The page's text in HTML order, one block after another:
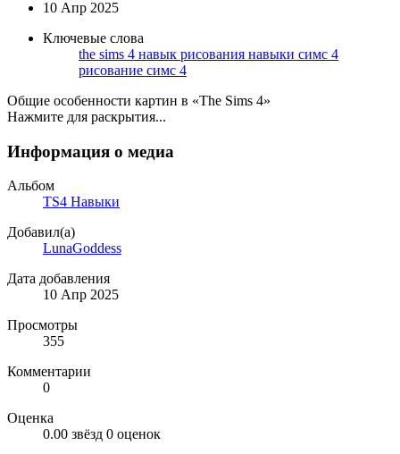
10 Апр 2025
Ключевые слова
the sims 4 навык рисования навыки симс 4
рисование симс 4
Общие особенности картин в «The Sims 4»
Нажмите для раскрытия...
Информация о медиа
Альбом
TS4 Навыки
Добавил(а)
LunaGoddess
Дата добавления
10 Апр 2025
Просмотры
355
Комментарии
0
Оценка
0.00 звёзд 0 оценок